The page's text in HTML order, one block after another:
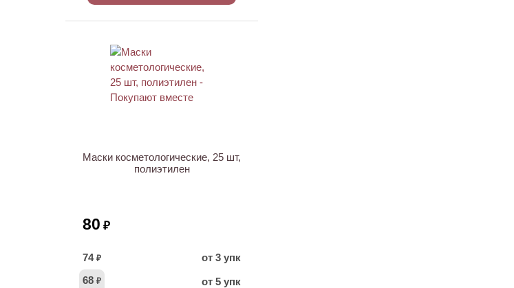
Маски косметологические, 25 шт,
полиэтилен
80 ₽
74 ₽
от 3 упк
68 ₽ от 5 упк